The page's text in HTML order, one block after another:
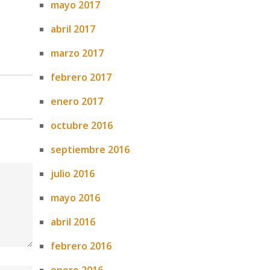
mayo 2017
abril 2017
marzo 2017
febrero 2017
enero 2017
octubre 2016
septiembre 2016
julio 2016
mayo 2016
abril 2016
febrero 2016